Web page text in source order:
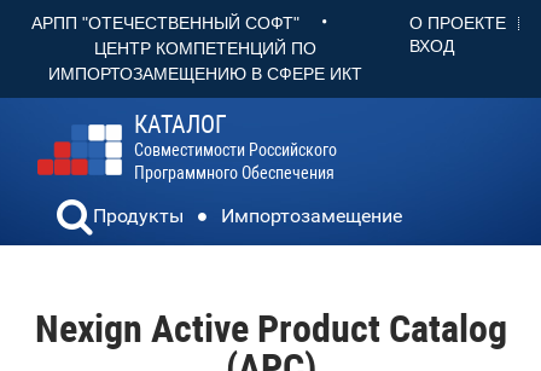
АРПП "ОТЕЧЕСТВЕННЫЙ СОФТ" •
ЦЕНТР КОМПЕТЕНЦИЙ ПО
ИМПОРТОЗАМЕЩЕНИЮ В СФЕРЕ ИКТ
О ПРОЕКТЕ
ВХОД
КАТАЛОГ
Совместимости Российского
Программного Обеспечения
Продукты Импортозамещение
Nexign Active Product Catalog